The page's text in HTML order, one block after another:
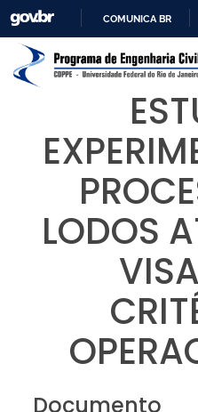
COMUNICA BR
LODOS
Documento